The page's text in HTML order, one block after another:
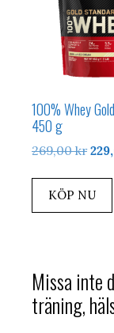
100% Whey
450 g
269,00kr Det
var:
KÖP NU
Missa inte
träning,